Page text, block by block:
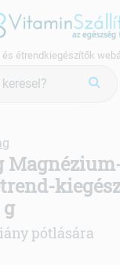
étrendkiegészítők
pótlására